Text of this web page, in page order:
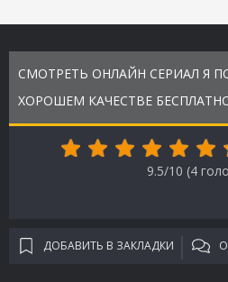
СМОТРЕТЬ ОНЛАЙН СЕРИАЛ Я
ХОРОШЕМ КАЧЕСТВЕ
9.5/10 (4
ДОБАВИТЬ В ЗАКЛАДКИ